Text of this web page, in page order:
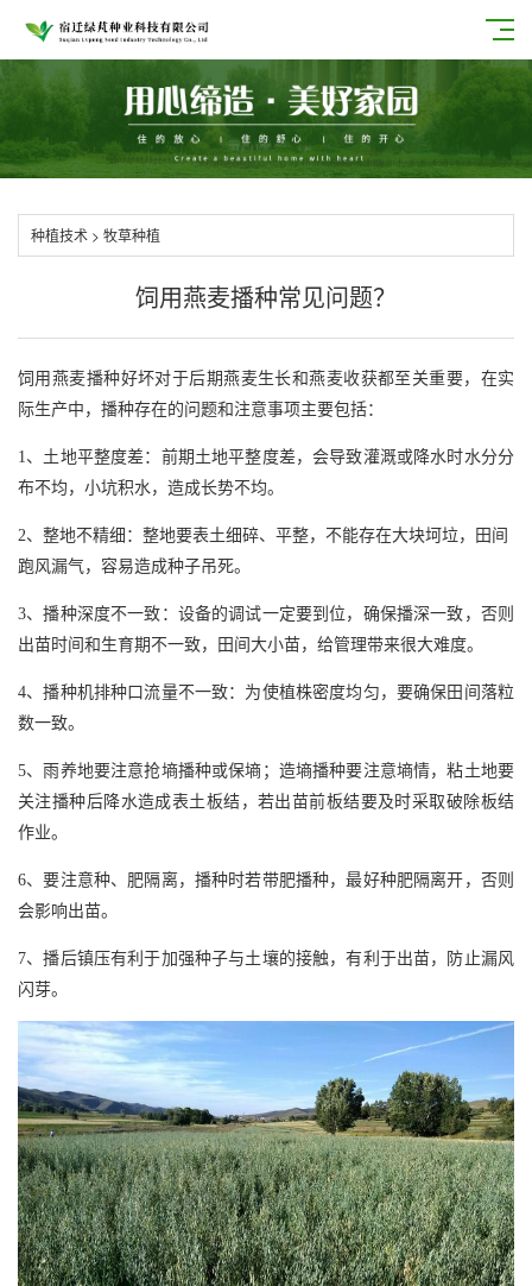
种植技术 > 牧草种植
饲用燕麦播种常见问题？
饲用燕麦播种好坏对于后期燕麦生长和燕麦收获都至关重要，在实
际生产中，播种存在的问题和注意事项主要包括：
1、土地平整度差：前期土地平整度差，会导致灌溉或降水时水分分
布不均，小坑积水，造成长势不均。
2、整地不精细：整地要表土细碎、平整，不能存在大块坷垃，田间
跑风漏气，容易造成种子吊死。
3、播种深度不一致：设备的调试一定要到位，确保播深一致，否则
出苗时间和生育期不一致，田间大小苗，给管理带来很大难度。
4、播种机排种口流量不一致：为使植株密度均匀，要确保田间落粒
数一致。
5、雨养地要注意抢墒播种或保墒；造墒播种要注意墒情，粘土地要
关注播种后降水造成表土板结，若出苗前板结要及时采取破除板结
作业。
6、要注意种、肥隔离，播种时若带肥播种，最好种肥隔离开，否则
会影响出苗。
7、播后镇压有利于加强种子与土壤的接触，有利于出苗，防止漏风
闪芽。